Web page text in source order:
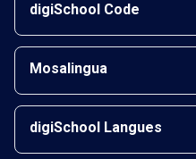
digiSchool Code
Mosalingua
digiSchool Langues